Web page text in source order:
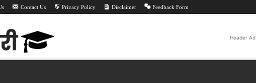
Contact Us Privacy Policy Disclaimer Feedback Form
Header Ad